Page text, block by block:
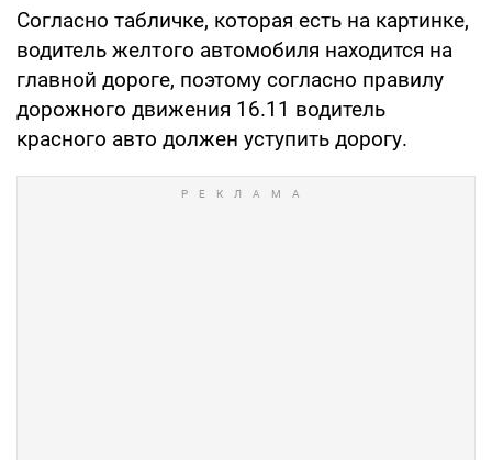
Согласно табличке, которая есть на картинке,
водитель желтого автомобиля находится на
главной дороге, поэтому согласно правилу
дорожного движения 16.11 водитель
красного авто должен уступить дорогу.